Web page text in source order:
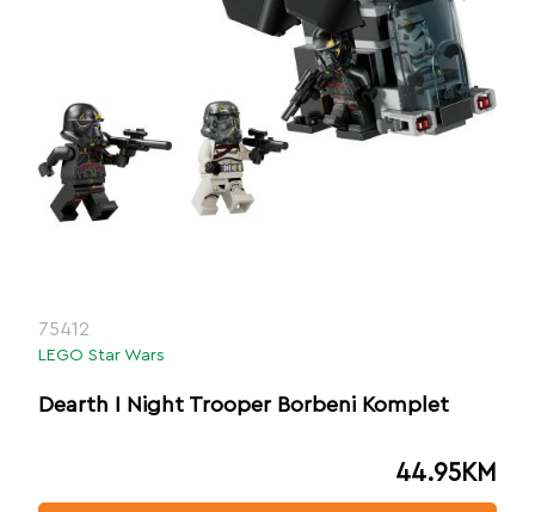
75412
LEGO Star Wars
Dearth I Night Trooper Borbeni Komplet
44.95KM